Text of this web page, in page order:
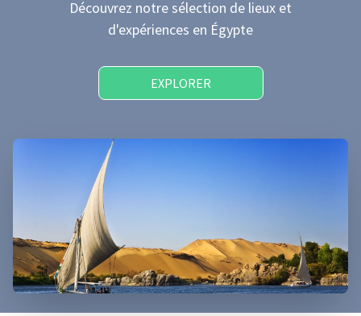
Découvrez notre sélection de lieux et
d'expériences en Égypte
EXPLORER